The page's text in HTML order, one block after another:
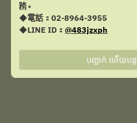
គាំទ្រដោយ
務。
◆電話：02-8964-3955
◆LINE ID： @483jzxph
បញ្ជាក់ ហើយបន្ត